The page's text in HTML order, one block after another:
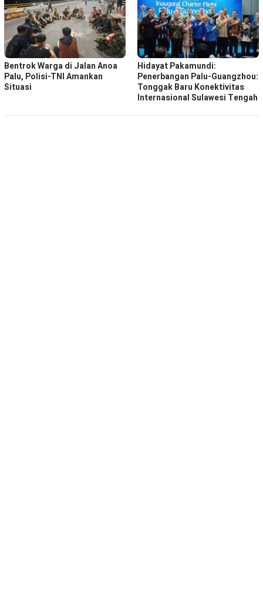
Bentrok Warga di Jalan Anoa
Palu, Polisi-TNI Amankan
Situasi
Hidayat Pakamundi:
Penerbangan Palu-Guangzhou:
Tonggak Baru Konektivitas
Internasional Sulawesi Tengah